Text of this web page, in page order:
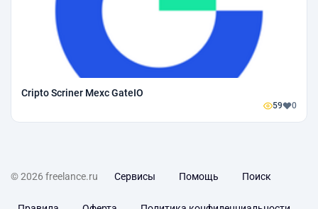
Cripto Scriner Mexc GateIO
59 0
© 2026 freelance.ru Сервисы Помощь Поиск